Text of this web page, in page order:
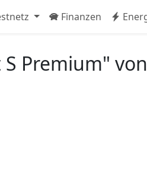
Finanzen
Premium"